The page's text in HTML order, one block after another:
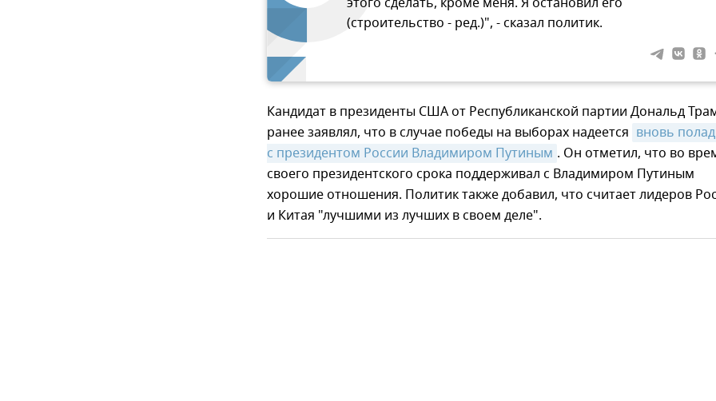
(строительство - ред.)", - сказал политик.
Кандидат в президенты США от Республиканской партии Дональд
ранее заявлял, что в случае победы на выборах надеется вновь
с президентом России Владимиром Путиным . Он отметил, что во
своего президентского срока поддерживал с Владимиром Путиным
хорошие отношения. Политик также добавил, что считает лидеров
и Китая "лучшими из лучших в своем деле".